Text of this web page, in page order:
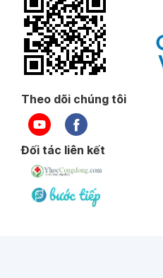
Theo dõi chúng tôi
Đối tác liên kết